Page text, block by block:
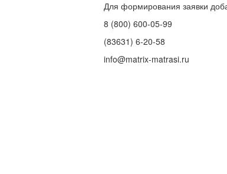
Для формирования заявки
8 (800) 600-05-99
(83631) 6-20-58
info@matrix-matrasi.ru